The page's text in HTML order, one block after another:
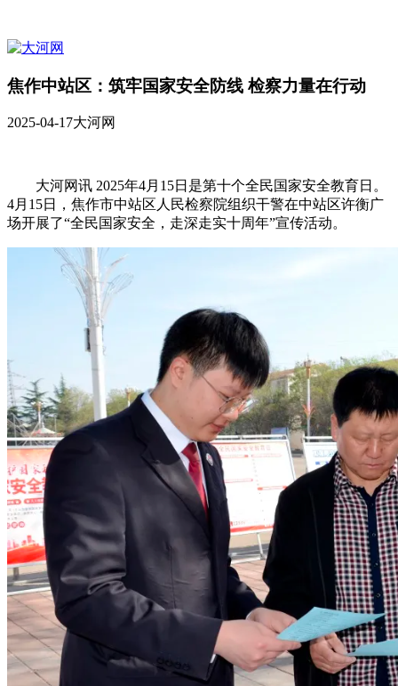
焦作中站区：筑牢国家安全防线 检察力量在行动
2025-04-17大河网
大河网讯 2025年4月15日是第十个全民国家安全教育日。
4月15日，焦作市中站区人民检察院组织干警在中站区许衡广
场开展了“全民国家安全，走深走实十周年”宣传活动。